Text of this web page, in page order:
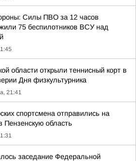
Силы ПВО за 12 часов
75 беспилотников ВСУ над
области открыли теннисный корт в
Дня физкультурника
21:41
спортсмена отправились на
Пензенскую область
заседание Федеральной